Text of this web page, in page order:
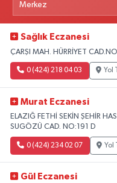
Sağlık Eczanesi
ÇARŞI MAH. HÜRRİYET
0 (424) 218 04 03 Yol
Murat Eczanesi
ELAZIĞ FETHİ SEKİN ŞEHİR
SUGÖZÜ CAD. NO:191 D
0 (424) 234 02 07 Yol
Gül Eczanesi